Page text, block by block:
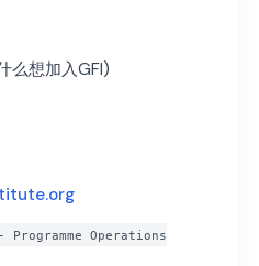
么想加入GFI)
Operations